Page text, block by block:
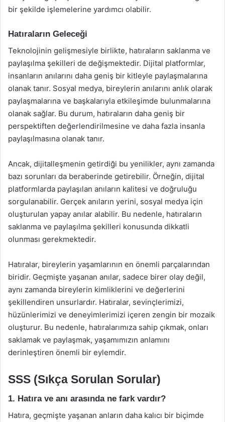
bir şekilde işlemelerine yardımcı olabilir.
Hatıraların Geleceği
Teknolojinin gelişmesiyle birlikte, hatıraların saklanma ve
paylaşılma şekilleri de değişmektedir. Dijital platformlar,
insanların anılarını daha geniş bir kitleyle paylaşmalarına
olanak tanır. Sosyal medya, bireylerin anılarını anlık olarak
paylaşmalarına ve başkalarıyla etkileşimde bulunmalarına
olanak sağlar. Bu durum, hatıraların daha geniş bir
perspektiften değerlendirilmesine ve daha fazla insanla
paylaşılmasına olanak tanır.
Ancak, dijitalleşmenin getirdiği bu yenilikler, aynı zamanda
bazı sorunları da beraberinde getirebilir. Örneğin, dijital
platformlarda paylaşılan anıların kalitesi ve doğruluğu
sorgulanabilir. Gerçek anıların yerini, sosyal medya için
oluşturulan yapay anılar alabilir. Bu nedenle, hatıraların
saklanma ve paylaşılma şekilleri konusunda dikkatli
olunması gerekmektedir.
Hatıralar, bireylerin yaşamlarının en önemli parçalarından
biridir. Geçmişte yaşanan anılar, sadece birer olay değil,
aynı zamanda bireylerin kimliklerini ve değerlerini
şekillendiren unsurlardır. Hatıralar, sevinçlerimizi,
hüzünlerimizi ve deneyimlerimizi içeren zengin bir mozaik
oluşturur. Bu nedenle, hatıralarımıza sahip çıkmak, onları
saklamak ve paylaşmak, yaşamımızın anlamını
derinleştiren önemli bir eylemdir.
SSS (Sıkça Sorulan Sorular)
1. Hatıra ve anı arasında ne fark vardır?
Hatıra, geçmişte yaşanan anların daha kalıcı bir biçimde